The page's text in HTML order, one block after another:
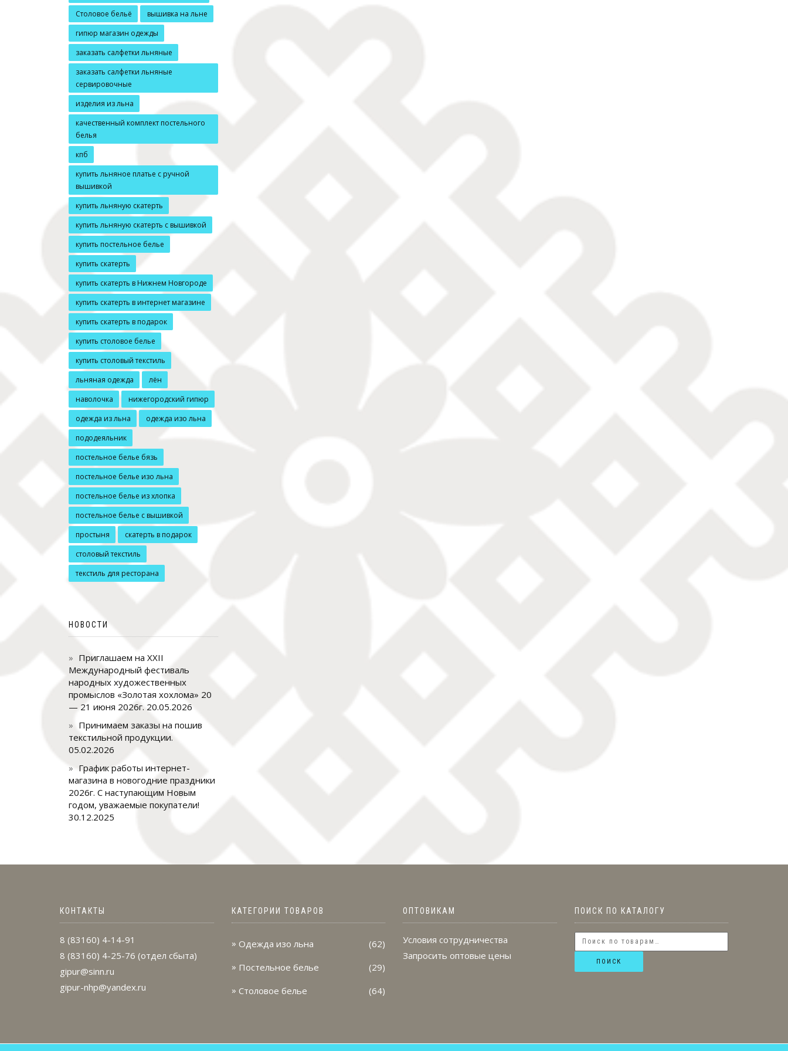
Столовое бельё
вышивка на льне
гипюр магазин одежды
заказать салфетки льняные
заказать салфетки льняные
сервировочные
изделия из льна
качественный комплект постельного
белья
кпб
купить льняное платье с ручной
вышивкой
купить льняную скатерть
купить льняную скатерть с вышивкой
купить постельное белье
купить скатерть
купить скатерть в Нижнем Новгороде
купить скатерть в интернет магазине
купить скатерть в подарок
купить столовое белье
купить столовый текстиль
льняная одежда
лён
наволочка
нижегородский гипюр
одежда из льна
одежда изо льна
пододеяльник
постельное белье бязь
постельное белье изо льна
постельное белье из хлопка
постельное белье с вышивкой
простыня
скатерть в подарок
столовый текстиль
текстиль для ресторана
НОВОСТИ
Приглашаем на XXII
Международный фестиваль
народных художественных
промыслов «Золотая хохлома» 20
— 21 июня 2026г. 20.05.2026
Принимаем заказы на пошив
текстильной продукции.
05.02.2026
График работы интернет-
магазина в новогодние праздники
2026г. С наступающим Новым
годом, уважаемые покупатели!
30.12.2025
КОНТАКТЫ
8 (83160) 4-14-91
8 (83160) 4-25-76 (отдел сбыта)
gipur@sinn.ru
gipur-nhp@yandex.ru
КАТЕГОРИИ ТОВАРОВ
Одежда изо льна (62)
Постельное белье (29)
Столовое белье (64)
ОПТОВИКАМ
Условия сотрудничества
Запросить оптовые цены
ПОИСК ПО КАТАЛОГУ
ПОИСК